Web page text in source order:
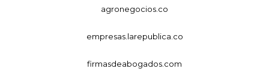
agronegocios.co
empresas.larepublica.co
firmasdeabogados.com